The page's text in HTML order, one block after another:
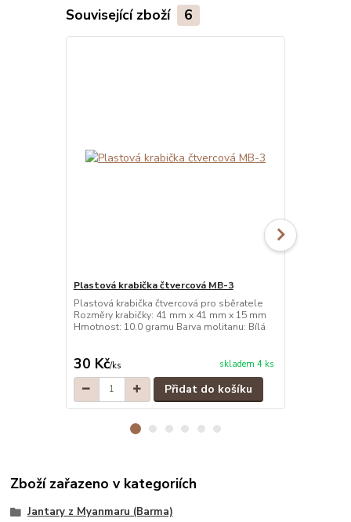
Související zboží 6
Plastová krabička čtvercová MB-3
Plastová krabička čtvercová pro sběratele
Rozměry krabičky: 41 mm x 41 mm x 15 mm
Hmotnost: 10.0 gramu Barva molitanu: Bílá
30 Kč/ks skladem 4 ks
Přidat do košíku
Zboží zařazeno v kategoriích
Jantary z Myanmaru (Barma)